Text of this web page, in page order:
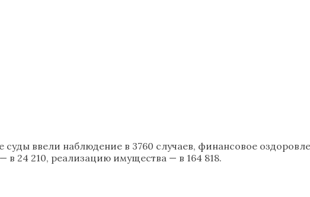
ввели наблюдение в 3760 случаев, финансовое
в 24 210, реализацию имущества — в 164 818.